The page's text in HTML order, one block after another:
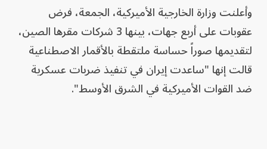
وأعلنت وزارة الخارجية الأميركية، الجمعة، فرض
عقوبات على أربع جهات، بينها 3 شركات مقرها الصين،
لتقديمها صوراً حساسة ملتقطة بالأقمار الاصطناعية
قالت إنها "ساعدت إيران في تنفيذ ضربات عسكرية
ضد القوات الأميركية في الشرق الأوسط".